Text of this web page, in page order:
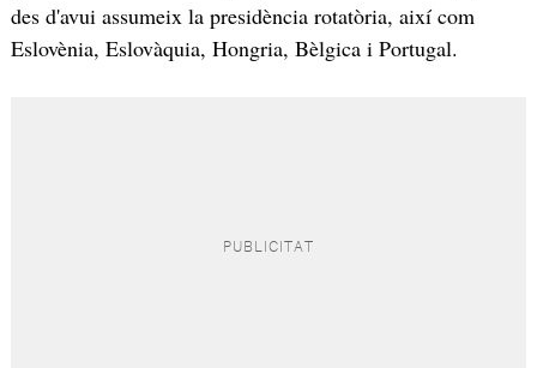
des d'avui assumeix la presidència rotatòria, així com
Eslovènia, Eslovàquia, Hongria, Bèlgica i Portugal.